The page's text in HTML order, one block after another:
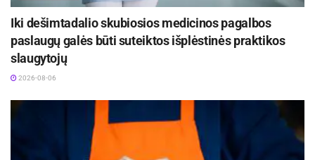
Iki dešimtadalio skubiosios medicinos pagalbos
paslaugų galės būti suteiktos išplėstinės praktikos
slaugytojų
2026-08-06